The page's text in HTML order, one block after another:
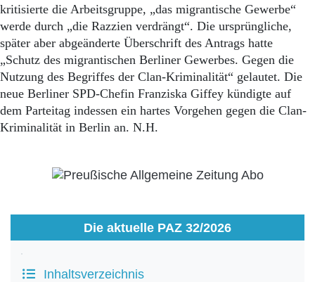
Start
Wer wir sind
Aktuelle Ausgabe
Abonnenten-Login
Abonnent werden
Abo Prämien
Archiv
Mediadaten
Datenschutz
kritisierte die Arbeitsgruppe, „das migrantische Gewerbe“
werde durch „die Razzien verdrängt“. Die ursprüngliche,
später aber abgeänderte Überschrift des Antrags hatte
„Schutz des migrantischen Berliner Gewerbes. Gegen die
Nutzung des Begriffes der Clan-Kriminalität“ gelautet. Die
neue Berliner SPD-Chefin Franziska Giffey kündigte auf
dem Parteitag indessen ein hartes Vorgehen gegen die Clan-
Kriminalität in Berlin an. N.H.
Die aktuelle PAZ 32/2026
Inhaltsverzeichnis